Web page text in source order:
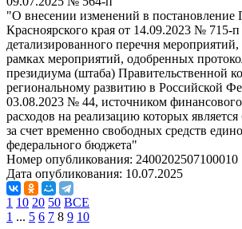
"О внесении изменений в постановление
Красноярского края от 14.09.2023 № 715-
детализированного перечня
рамках мероприятий, одобренных
президиума (штаба) Правительственной
региональному развитию в Российской
03.08.2023 № 44, источником
расходов на реализацию которых
за счет временно свободных средств
федерального бюджета"
Номер опубликования: 2400202507100010
Дата опубликования: 10.07.2025
1 10 20 50 ВСЕ
1 ... 5 6 7 8 9 10